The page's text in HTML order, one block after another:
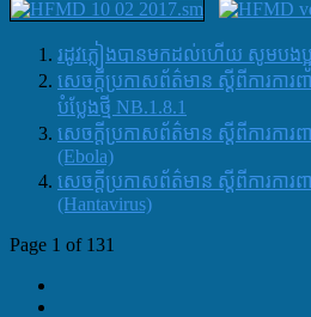
រដូវភ្លៀងបានមកដល់ហេីយ​ សូមបងប្អូ
សេចក្តីប្រកាសព័ត៌មាន ស្តីពីការការព
បំប្លែងថ្មី NB.1.8.1
សេចក្តីប្រកាសព័ត៌មាន ស្តីពីការការព
(Ebola)
សេចក្តីប្រកាសព័ត៌មាន ស្តីពីការការព
(Hantavirus)
Page 1 of 131